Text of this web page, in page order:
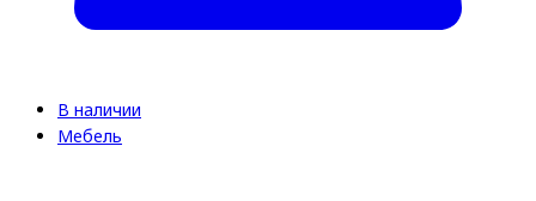
В наличии
Мебель